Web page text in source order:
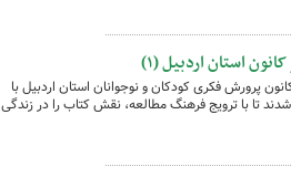
استان اردبیل (۱)
پرورش فکری کودکان و نوجوانان استان اردبیل با
تا با ترویج فرهنگ مطالعه، نقش کتاب را در زندگی